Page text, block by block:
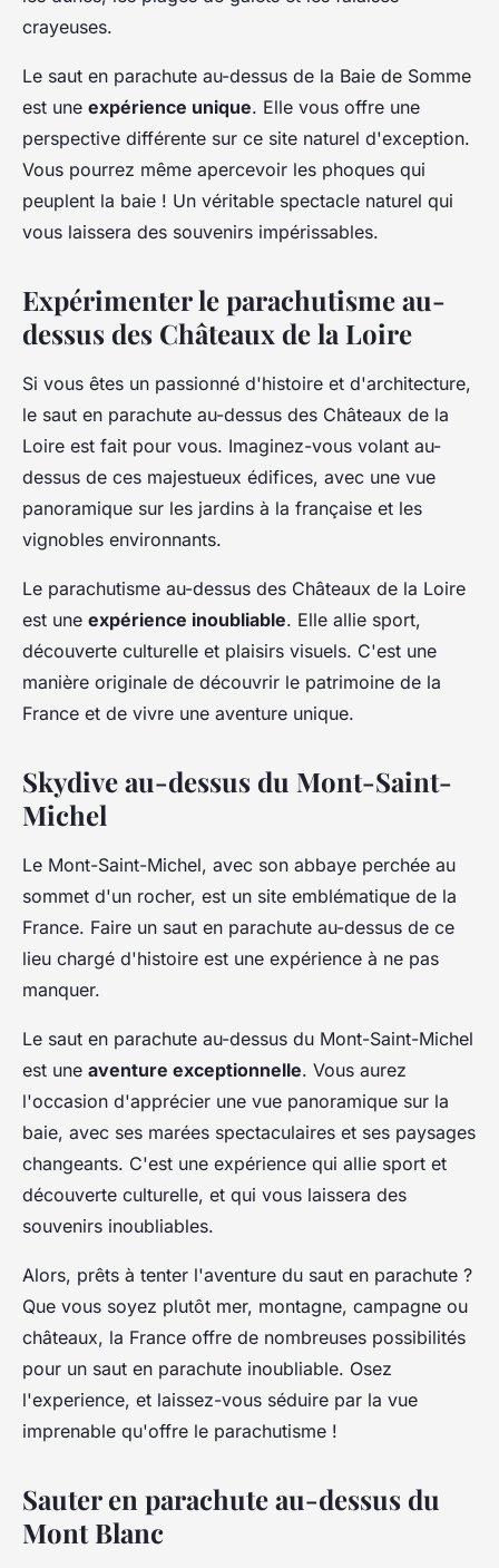
crayeuses.
Le saut en parachute au-dessus de la Baie de Somme
est une expérience unique. Elle vous offre une
perspective différente sur ce site naturel d'exception.
Vous pourrez même apercevoir les phoques qui
peuplent la baie ! Un véritable spectacle naturel qui
vous laissera des souvenirs impérissables.
Expérimenter le parachutisme au-
dessus des Châteaux de la Loire
Si vous êtes un passionné d'histoire et d'architecture,
le saut en parachute au-dessus des Châteaux de la
Loire est fait pour vous. Imaginez-vous volant au-
dessus de ces majestueux édifices, avec une vue
panoramique sur les jardins à la française et les
vignobles environnants.
Le parachutisme au-dessus des Châteaux de la Loire
est une expérience inoubliable. Elle allie sport,
découverte culturelle et plaisirs visuels. C'est une
manière originale de découvrir le patrimoine de la
France et de vivre une aventure unique.
Skydive au-dessus du Mont-Saint-
Michel
Le Mont-Saint-Michel, avec son abbaye perchée au
sommet d'un rocher, est un site emblématique de la
France. Faire un saut en parachute au-dessus de ce
lieu chargé d'histoire est une expérience à ne pas
manquer.
Le saut en parachute au-dessus du Mont-Saint-Michel
est une aventure exceptionnelle. Vous aurez
l'occasion d'apprécier une vue panoramique sur la
baie, avec ses marées spectaculaires et ses paysages
changeants. C'est une expérience qui allie sport et
découverte culturelle, et qui vous laissera des
souvenirs inoubliables.
Alors, prêts à tenter l'aventure du saut en parachute ?
Que vous soyez plutôt mer, montagne, campagne ou
châteaux, la France offre de nombreuses possibilités
pour un saut en parachute inoubliable. Osez
l'experience, et laissez-vous séduire par la vue
imprenable qu'offre le parachutisme !
Sauter en parachute au-dessus du
Mont Blanc